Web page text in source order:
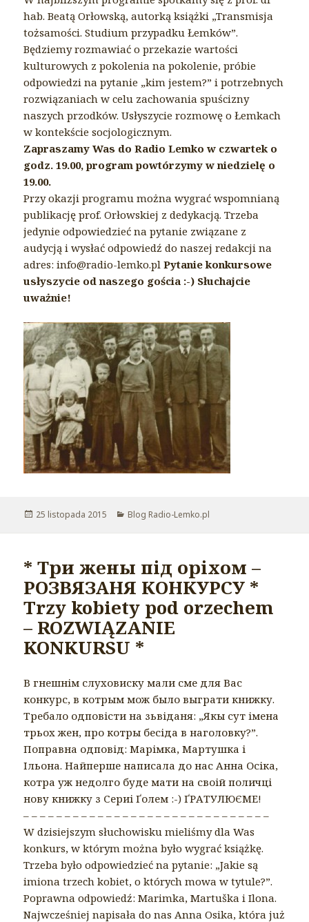
hab. Beatą Orłowską, autorką książki „Transmisja
tożsamości. Studium przypadku Łemków”.
Będziemy rozmawiać o przekazie wartości
kulturowych z pokolenia na pokolenie, próbie
odpowiedzi na pytanie „kim jestem?” i potrzebnych
rozwiązaniach w celu zachowania spuścizny
naszych przodków. Usłyszycie rozmowę o Łemkach
w kontekście socjologicznym.
Zapraszamy Was do Radio Lemko w czwartek o
godz. 19.00, program powtórzymy w niedzielę o
19.00.
Przy okazji programu można wygrać wspomnianą
publikację prof. Orłowskiej z dedykacją. Trzeba
jedynie odpowiedzieć na pytanie związane z
audycją i wysłać odpowiedź do naszej redakcji na
adres: info@radio-lemko.pl Pytanie konkursowe
usłyszycie od naszego gościa :-) Słuchajcie
uważnie!
Opublikowano
25 listopada 2015 Kategorie
Blog Radio-Lemko.pl
* Три жены під оріхом –
РОЗВЯЗАНЯ КОНКУРСУ *
Trzy kobiety pod orzechem
– ROZWIĄZANIE
KONKURSU *
В гнешнім слуховиску мали сме для Вас
конкурс, в котрым мож было выграти книжку.
Требало одповісти на зьвіданя: „Якы сут імена
трьох жен, про котры бесіда в наголовку?”.
Поправна одповід: Марімка, Мартушка і
Ільона. Найперше написала до нас Анна Осіка,
котра уж недолго буде мати на своій поличці
нову книжку з Сериі Ґолем :-) ҐРАТУЛЮЄМЕ!
– – – – – – – – – – – – – – – – – – – – – – – – – – – – – –
W dzisiejszym słuchowisku mieliśmy dla Was
konkurs, w którym można było wygrać książkę.
Trzeba było odpowiedzieć na pytanie: „Jakie są
imiona trzech kobiet, o których mowa w tytule?”.
Poprawna odpowiedź: Marimka, Martuška i Ilona.
Najwcześniej napisała do nas Anna Osika, która już